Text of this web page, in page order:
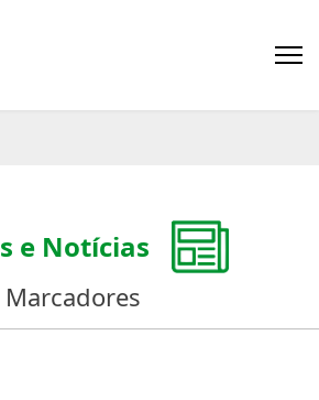
e Notícias
Marcadores